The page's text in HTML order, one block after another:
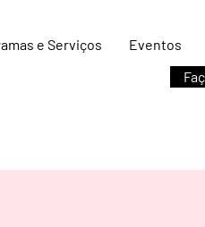
e Serviços Eventos